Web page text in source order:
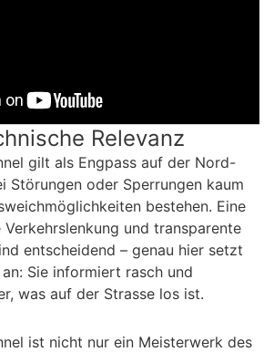
Relevanz
gilt als Engpass auf der Nord-
Störungen oder Sperrungen kaum
bestehen. Eine
Verkehrslenkung und transparente
entscheidend – genau hier setzt
Sie informiert rasch und
was auf der Strasse los ist.
ist nicht nur ein Meisterwerk des